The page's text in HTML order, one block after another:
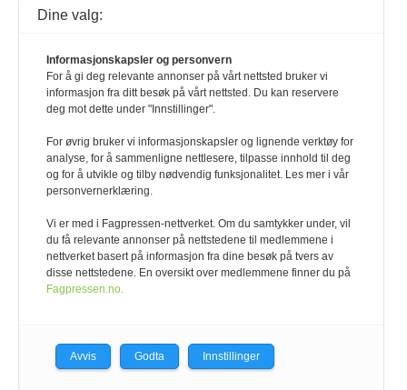
Lesernes side
Bonden er Norges beredskapsvenn nr.1
Hvordan Norsk Rødt Fe (NRF), ga meg mitt livs
kjøttopplevelse!
Bon appétit! - med norske råvarer
Dra til seters
Buskap for 50 år siden
Jusspalten
Animalia
Dagros
Tine
Midtside
Dine valg:
Informasjonskapsler og personvern
For å gi deg relevante annonser på vårt nettsted bruker vi
informasjon fra ditt besøk på vårt nettsted. Du kan reservere
deg mot dette under "Innstillinger".
For øvrig bruker vi informasjonskapsler og lignende verktøy for
analyse, for å sammenligne nettlesere, tilpasse innhold til deg
og for å utvikle og tilby nødvendig funksjonalitet. Les mer i vår
personvernerklæring.
Vi er med i Fagpressen-nettverket. Om du samtykker under, vil
du få relevante annonser på nettstedene til medlemmene i
nettverket basert på informasjon fra dine besøk på tvers av
disse nettstedene. En oversikt over medlemmene finner du på
Fagpressen.no.
Avvis Godta Innstillinger